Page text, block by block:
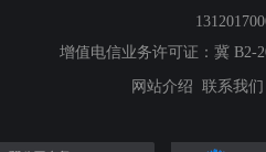
增值电信业务许可证：冀 B2-
网站介绍 联系我们